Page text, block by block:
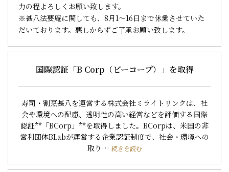
力の程よろしくお願い致します。
※甚八法要庵に関しても、8月1～16日まで休業させていた
だいております。悪しからずご了承お願い致します。
国際認証「B Corp（ビーコープ）」を取得
寿司・割烹甚八を運営する株式会社ミライトリンクは、社
会や環境への配慮、透明性の高い経営などを評価する国際
認証**「BCorp」**を取得しました。BCorpは、米国の非
営利団体BLabが運営する企業認証制度で、社会・環境への
取り… 続きを読む